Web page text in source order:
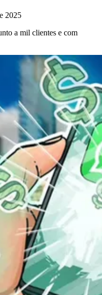
2025
a mil clientes e com